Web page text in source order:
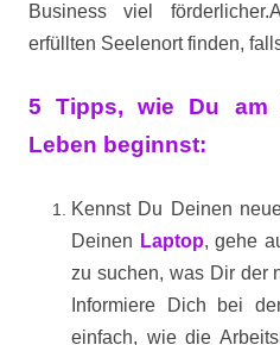
Business viel förderlicher.
erfüllten Seelenort finden,
5 Tipps, wie Du am
Leben beginnst:
Kennst Du Deinen
Deinen Laptop, gehe
zu suchen, was Dir der
Informiere Dich bei
einfach, wie die